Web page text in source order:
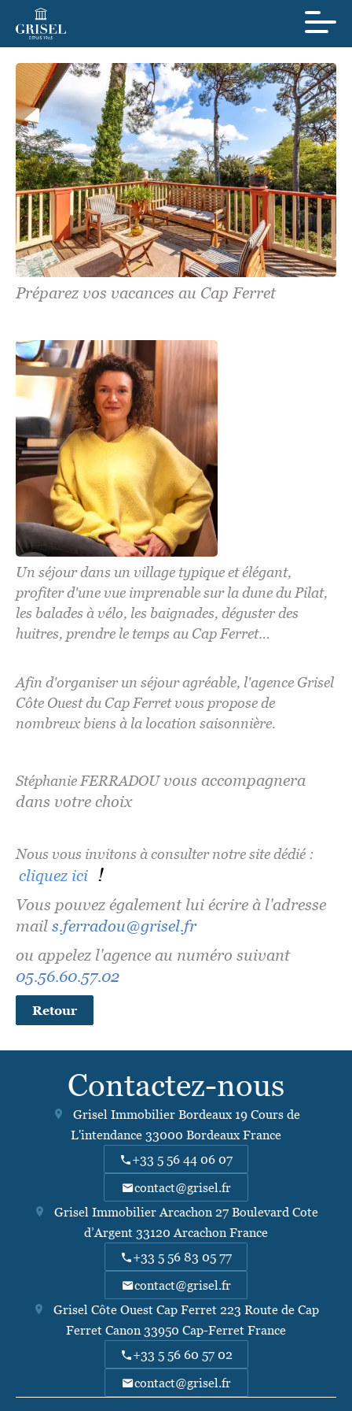
Préparez vos vacances au Cap Ferret
Un séjour dans un village typique et élégant,
profiter d'une vue imprenable sur la dune du Pilat,
les balades à vélo, les baignades, déguster des
huitres, prendre le temps au Cap Ferret…
Afin d'organiser un séjour agréable, l'agence Grisel
Côte Ouest du Cap Ferret vous propose de
nombreux biens à la location saisonnière.
Stéphanie FERRADOUvous accompagnera
dans votre choix
Nous vous invitons à consulter notre site dédié :
cliquez ici !
Vous pouvez également lui écrire à l'adresse
mail s.ferradou@grisel.fr
ou appelez l'agence au numéro suivant
05.56.60.57.02
Retour
Contactez-nous
Grisel Immobilier Bordeaux19 Cours de
L'intendance 33000 Bordeaux France
+33 5 56 44 06 07
contact@grisel.fr
Grisel Immobilier Arcachon 27 Boulevard Cote
d’Argent 33120 Arcachon France
+33 5 56 83 05 77
contact@grisel.fr
Grisel Côte Ouest Cap Ferret 223 Route de Cap
Ferret Canon 33950 Cap-Ferret France
+33 5 56 60 57 02
contact@grisel.fr